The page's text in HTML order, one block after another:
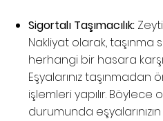
Sigortalı Taşımacılık:
Nakliyat olarak, taşınma
herhangi bir hasara karşı
Eşyalarınız
işlemleri yapılır. Böylece
durumunda eşyalarınızın